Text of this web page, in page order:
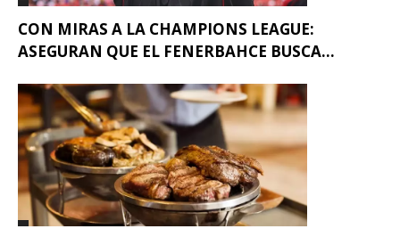
CON MIRAS A LA CHAMPIONS LEAGUE:
ASEGURAN QUE EL FENERBAHCE BUSCA...